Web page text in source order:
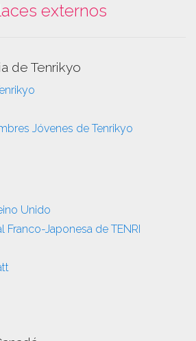
externos
de Tenrikyo
Jóvenes de Tenrikyo
Unido
Japonesa de TENRI